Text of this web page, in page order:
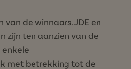
de winnaars. JDE en
zijn ten aanzien van de
enkele
met betrekking tot de